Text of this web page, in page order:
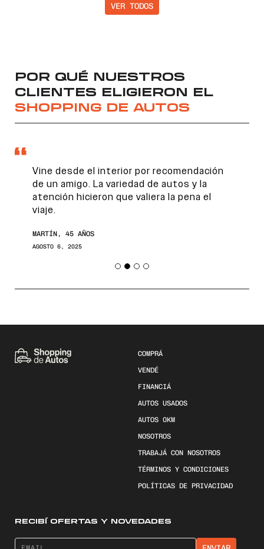
VER TODOS
POR QUÉ NUESTROS
CLIENTES ELIGIERON EL
SHOPPING DE AUTOS
Vine desde el interior por recomendación
de un amigo. La variedad de autos y la
atención hicieron que valiera la pena el
viaje.
MARTÍN, 45 AÑOS
AGOSTO 6, 2025
COMPRÁ
VENDÉ
FINANCIÁ
AUTOS USADOS
AUTOS 0KM
NOSOTROS
TRABAJÁ CON NOSOTROS
TÉRMINOS Y CONDICIONES
POLÍTICAS DE PRIVACIDAD
RECIBÍ OFERTAS Y NOVEDADES